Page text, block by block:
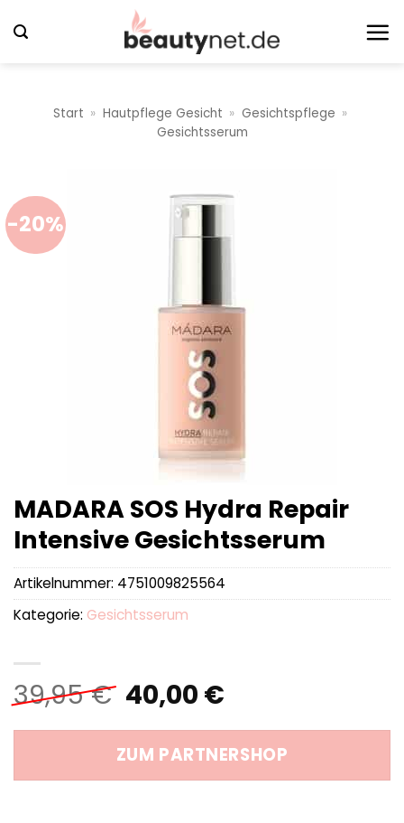
Inhalt
Start » Hautpflege Gesicht » Gesichtspflege »
Gesichtsserum
-20%
MADARA SOS Hydra Repair
Intensive Gesichtsserum
39,95€ Ursprünglicher
Preis
war:
39,95 €
40,00 €Aktueller
ist:
40,00 €.
ZUM PARTNERSHOP
Artikelnummer: 4751009825564
Kategorie: Gesichtsserum